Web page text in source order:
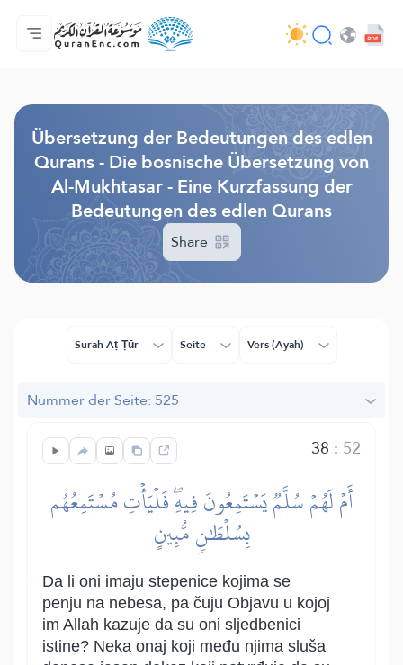
Hauptseite
Inhaltsverzeichnis der Übersetzungen
Audio
Service der Entwickler - API
Über das Projekt
Kontakt
Sprache
Übersetzung der Bedeutungen des edlen
Qurans - Die bosnische Übersetzung von
Al-Mukhtasar - Eine Kurzfassung der
Bedeutungen des edlen Qurans
Share
Surah Aṭ-Ṭūr Seite Vers (Ayah)
Nummer der Seite: 525
38 : 52
أَمۡ لَهُمۡ سُلَّمٞ يَسۡتَمِعُونَ فِيهِۖ فَلۡيَأۡتِ مُسۡتَمِعُهُم
بِسُلۡطَٰنٖ مُّبِينٍ
Da li oni imaju stepenice kojima se
penju na nebesa, pa čuju Objavu u kojoj
im Allah kazuje da su oni sljedbenici
istine? Neka onaj koji među njima sluša